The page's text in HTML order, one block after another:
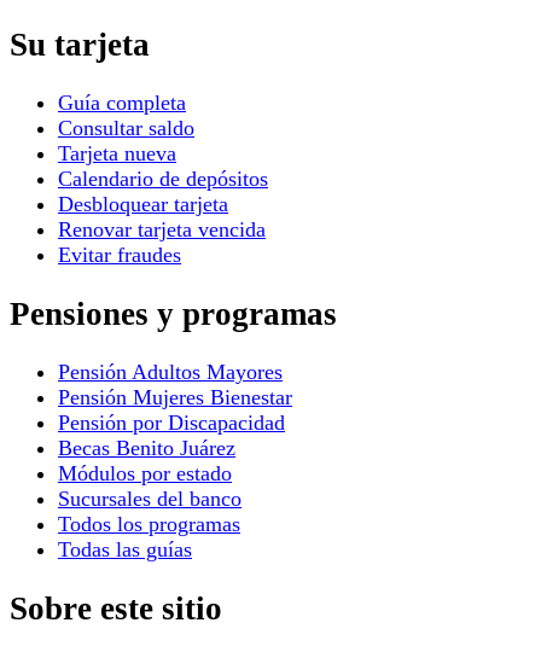
Su tarjeta
Guía completa
Consultar saldo
Tarjeta nueva
Calendario de depósitos
Desbloquear tarjeta
Renovar tarjeta vencida
Evitar fraudes
Pensiones y programas
Pensión Adultos Mayores
Pensión Mujeres Bienestar
Pensión por Discapacidad
Becas Benito Juárez
Módulos por estado
Sucursales del banco
Todos los programas
Todas las guías
Sobre este sitio